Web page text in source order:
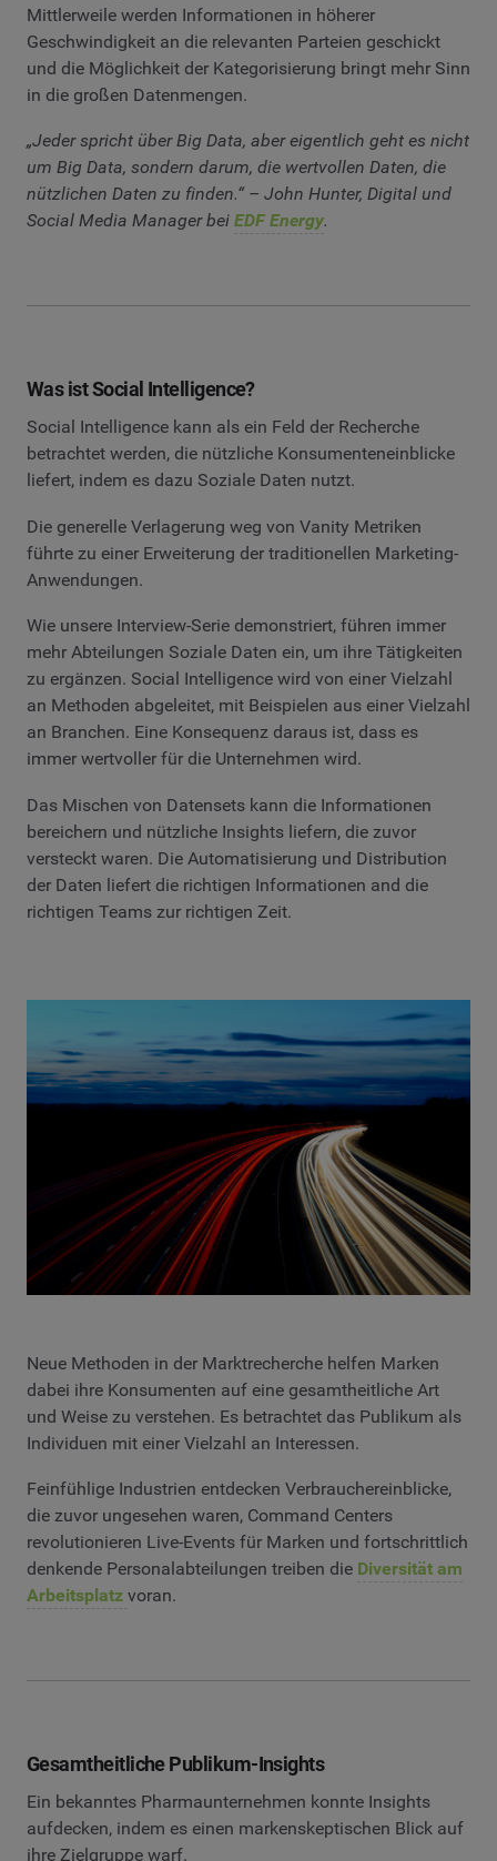
Mittlerweile werden Informationen in höherer
Geschwindigkeit an die relevanten Parteien geschickt
und die Möglichkeit der Kategorisierung bringt mehr Sinn
in die großen Datenmengen.
„Jeder spricht über Big Data, aber eigentlich geht es nicht
um Big Data, sondern darum, die wertvollen Daten, die
nützlichen Daten zu finden.“ – John Hunter, Digital und
Social Media Manager bei EDF Energy.
Was ist Social Intelligence?
Social Intelligence kann als ein Feld der Recherche
betrachtet werden, die nützliche Konsumenteneinblicke
liefert, indem es dazu Soziale Daten nutzt.
Die generelle Verlagerung weg von Vanity Metriken
führte zu einer Erweiterung der traditionellen Marketing-
Anwendungen.
Wie unsere Interview-Serie demonstriert, führen immer
mehr Abteilungen Soziale Daten ein, um ihre Tätigkeiten
zu ergänzen. Social Intelligence wird von einer Vielzahl
an Methoden abgeleitet, mit Beispielen aus einer Vielzahl
an Branchen. Eine Konsequenz daraus ist, dass es
immer wertvoller für die Unternehmen wird.
Das Mischen von Datensets kann die Informationen
bereichern und nützliche Insights liefern, die zuvor
versteckt waren. Die Automatisierung und Distribution
der Daten liefert die richtigen Informationen and die
richtigen Teams zur richtigen Zeit.
Neue Methoden in der Marktrecherche helfen Marken
dabei ihre Konsumenten auf eine gesamtheitliche Art
und Weise zu verstehen. Es betrachtet das Publikum als
Individuen mit einer Vielzahl an Interessen.
Feinfühlige Industrien entdecken Verbrauchereinblicke,
die zuvor ungesehen waren, Command Centers
revolutionieren Live-Events für Marken und fortschrittlich
denkende Personalabteilungen treiben die Diversität am
Arbeitsplatz voran.
Gesamtheitliche Publikum-Insights
Ein bekanntes Pharmaunternehmen konnte Insights
aufdecken, indem es einen markenskeptischen Blick auf
ihre Zielgruppe warf.